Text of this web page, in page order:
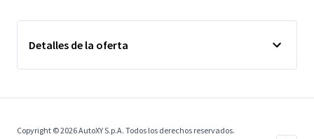
Detalles de la oferta
Copyright © 2026 AutoXY S.p.A. Todos los derechos reservados.